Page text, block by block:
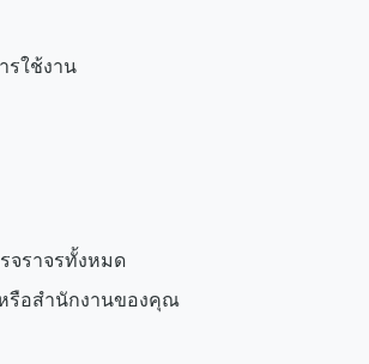
รใช้งาน
จราจรทั้งหมด
รือสำนักงานของคุณ